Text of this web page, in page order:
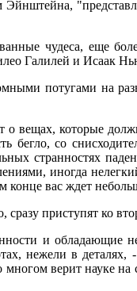
чудеса, еще
Галилей и Исаак
потугами на
о вещах, которые
бегло, со
странностях
иногда
вас ждет
приступят ко
и обладающие
нежели в деталях,
верит науке